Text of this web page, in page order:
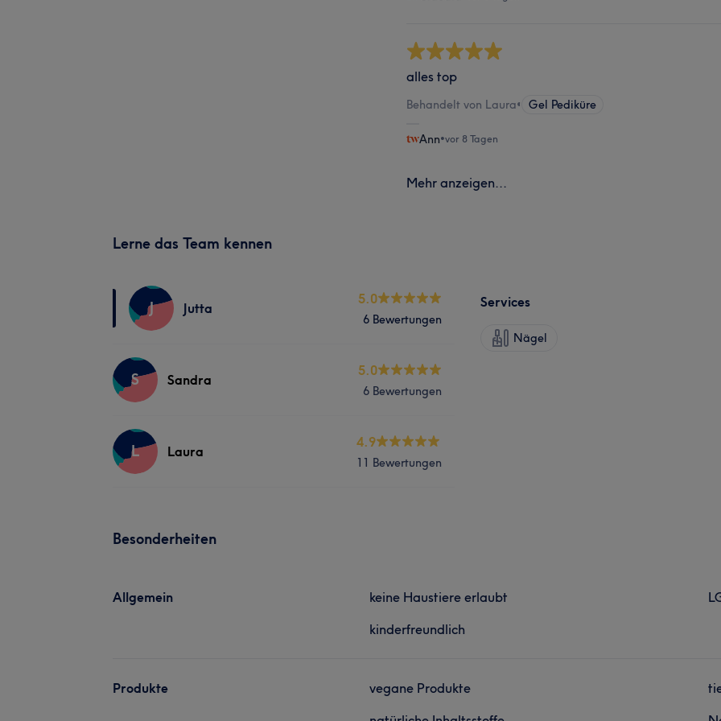
alles top
Behandelt von Laura• Gel Pediküre
Ann•vor 8 Tagen
Mehr anzeigen...
Lerne das Team kennen
J Jutta
5.0
6 Bewertungen
S Sandra
5.0
6 Bewertungen
L Laura
4.9
11 Bewertungen
Services
Nägel
Besonderheiten
Allgemein
keine Haustiere erlaubt
kinderfreundlich
Produkte
vegane Produkte